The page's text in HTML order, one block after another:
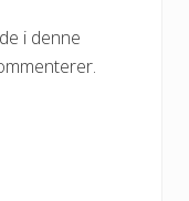
i denne